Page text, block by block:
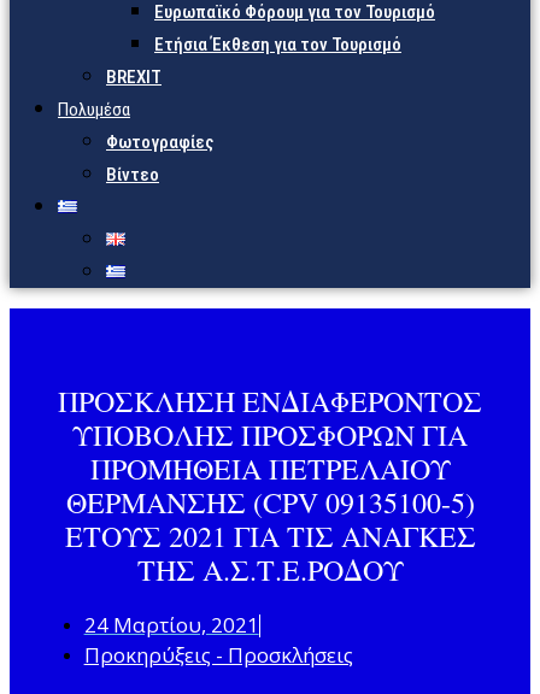
Ευρωπαϊκό Φόρουμ για τον Τουρισμό
Ετήσια Έκθεση για τον Τουρισμό
BREXIT
Πολυμέσα
Φωτογραφίες
Βίντεο
ΠΡΟΣΚΛΗΣΗ ΕΝΔΙΑΦΕΡΟΝΤΟΣ
ΥΠΟΒΟΛΗΣ ΠΡΟΣΦΟΡΩΝ ΓΙΑ
ΠΡΟΜΗΘΕΙΑ ΠΕΤΡΕΛΑΙΟΥ
ΘΕΡΜΑΝΣΗΣ (CPV 09135100-5)
ΕΤΟΥΣ 2021 ΓΙΑ ΤΙΣ ΑΝΑΓΚΕΣ
ΤΗΣ Α.Σ.Τ.Ε.ΡΟΔΟΥ
24 Μαρτίου, 2021
Προκηρύξεις - Προσκλήσεις